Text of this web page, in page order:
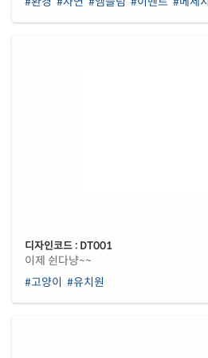
디자인코드 : DT001
이제 쉰다냥~~
#고양이 #유치원